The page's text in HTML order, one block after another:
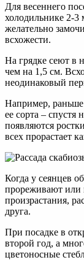
Для весеннего
холодильнике 2-3
желательно
всхожести.
На грядке сеют в
чем на 1,5 см.
неодинаковый
Например, раньше
ее сорта – спустя
появляются
всех прорастает
Когда у сеянцев
прореживают или
произрастания,
друга.
При посадке в
второй год, а
цветоносные